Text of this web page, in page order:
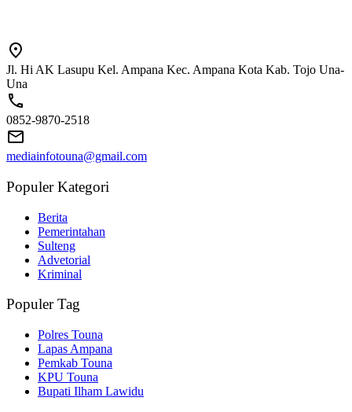
Jl. Hi AK Lasupu Kel. Ampana Kec. Ampana Kota Kab. Tojo Una-
Una
0852-9870-2518
mediainfotouna@gmail.com
Populer Kategori
Berita
Pemerintahan
Sulteng
Advetorial
Kriminal
Populer Tag
Polres Touna
Lapas Ampana
Pemkab Touna
KPU Touna
Bupati Ilham Lawidu